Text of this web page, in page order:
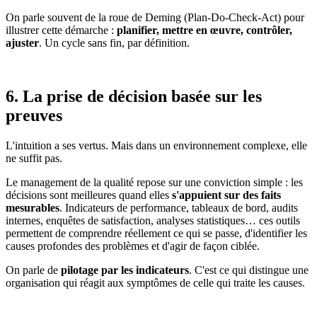
On parle souvent de la roue de Deming (Plan-Do-Check-Act) pour
illustrer cette démarche : planifier, mettre en œuvre, contrôler,
ajuster. Un cycle sans fin, par définition.
6. La prise de décision basée sur les
preuves
L'intuition a ses vertus. Mais dans un environnement complexe, elle
ne suffit pas.
Le management de la qualité repose sur une conviction simple : les
décisions sont meilleures quand elles s'appuient sur des faits
mesurables. Indicateurs de performance, tableaux de bord, audits
internes, enquêtes de satisfaction, analyses statistiques… ces outils
permettent de comprendre réellement ce qui se passe, d'identifier les
causes profondes des problèmes et d'agir de façon ciblée.
On parle de pilotage par les indicateurs. C'est ce qui distingue une
organisation qui réagit aux symptômes de celle qui traite les causes.